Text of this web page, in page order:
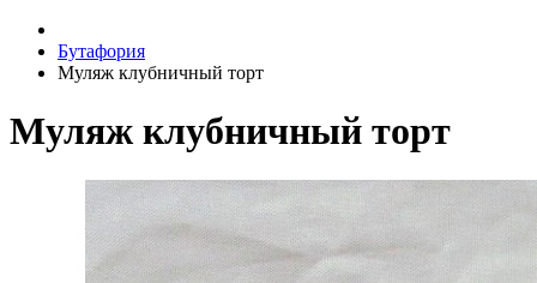
Бутафория
Муляж клубничный торт
Муляж клубничный торт